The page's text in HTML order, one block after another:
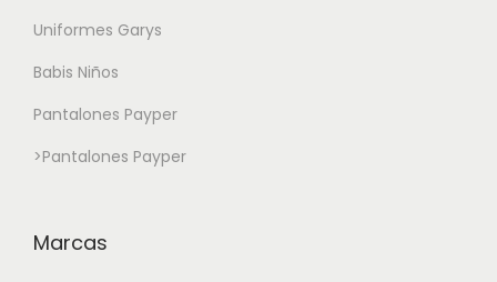
Uniformes Garys
Babis Niños
Pantalones Payper
>Pantalones Payper
Marcas